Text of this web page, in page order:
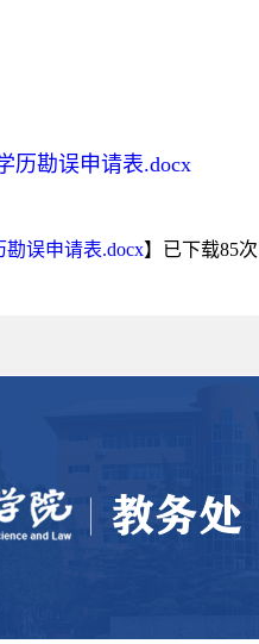
历勘误申请表.docx
误申请表.docx】已下载85次